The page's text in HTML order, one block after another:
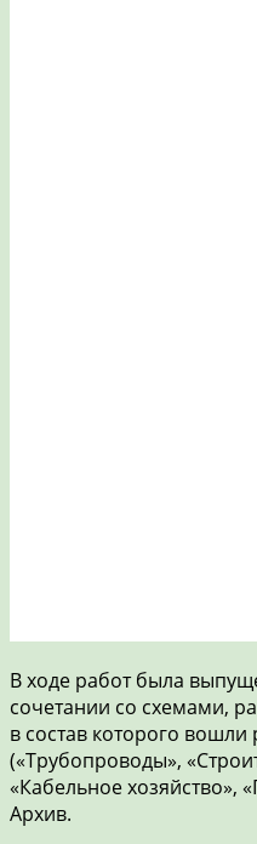
В ходе работ была
сочетании со схемами,
в состав которого
(«Трубопроводы»,
«Кабельное хозяйство»,
Архив.